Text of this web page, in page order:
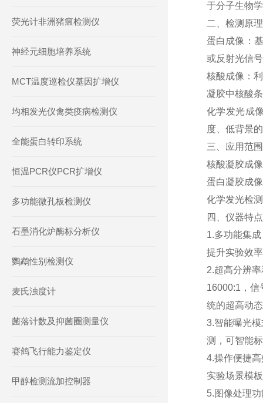
于分子生物
二、检测原理
蛋白成像：
或反射光信
核酸成像：
凝胶中核酸
化学发光成
度、低背景
三、应用范围
核酸凝胶成
蛋白凝胶成
化学发光检
四、仪器特点
1.多功能集
提升实验效
2.超高分辨
16000:1，
统的超高动
3.智能曝光
测，可智能
4.操作便捷
实验场景模
5.图像处理
荧光计非洲猪瘟检测仪
神经元细胞培养系统
MCT温度巡检仪基因扩增仪
均相发光仪禽类疫病检测仪
全能蛋白转印系统
恒温PCR仪PCR扩增仪
多功能微孔板检测仪
石墨消化炉酶标分析仪
鹦鹉性别检测仪
麦氏浊度计
菌落计数及抑菌圈测量仪
赛鸽飞行能力鉴定仪
甲醇检测流加控制器